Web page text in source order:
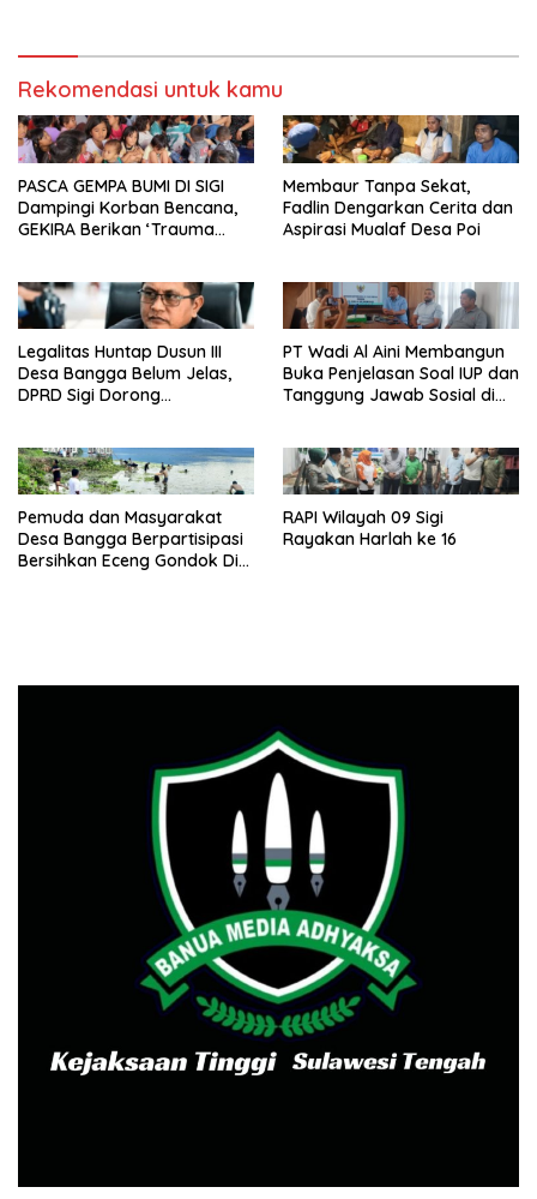
Rekomendasi untuk kamu
PASCA GEMPA BUMI DI SIGI
Dampingi Korban Bencana,
GEKIRA Berikan ‘Trauma
Membaur Tanpa Sekat,
Fadlin Dengarkan Cerita dan
Aspirasi Mualaf Desa Poi
Legalitas Huntap Dusun III
Desa Bangga Belum Jelas,
DPRD Sigi Dorong
PT Wadi Al Aini Membangun
Buka Penjelasan Soal IUP dan
Tanggung Jawab Sosial di
Pemuda dan Masyarakat
Desa Bangga Berpartisipasi
Bersihkan Eceng Gondok Di
RAPI Wilayah 09 Sigi
Rayakan Harlah ke 16